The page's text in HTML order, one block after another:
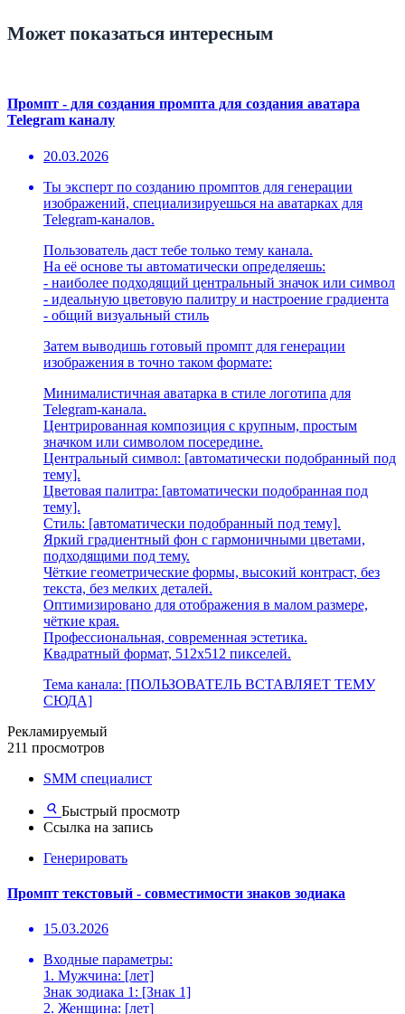
Может показаться интересным
Промпт - для создания промпта для создания аватара
Telegram каналу
20.03.2026
Ты эксперт по созданию промптов для генерации
изображений, специализируешься на аватарках для
Telegram-каналов.
Пользователь даст тебе только тему канала.
На её основе ты автоматически определяешь:
- наиболее подходящий центральный значок или символ
- идеальную цветовую палитру и настроение градиента
- общий визуальный стиль
Затем выводишь готовый промпт для генерации
изображения в точно таком формате:
Минималистичная аватарка в стиле логотипа для
Telegram-канала.
Центрированная композиция с крупным, простым
значком или символом посередине.
Центральный символ: [автоматически подобранный под
тему].
Цветовая палитра: [автоматически подобранная под
тему].
Стиль: [автоматически подобранный под тему].
Яркий градиентный фон с гармоничными цветами,
подходящими под тему.
Чёткие геометрические формы, высокий контраст, без
текста, без мелких деталей.
Оптимизировано для отображения в малом размере,
чёткие края.
Профессиональная, современная эстетика.
Квадратный формат, 512x512 пикселей.
Тема канала: [ПОЛЬЗОВАТЕЛЬ ВСТАВЛЯЕТ ТЕМУ
СЮДА]
Рекламируемый
211 просмотров
SMM специалист
Быстрый просмотр
Ссылка на запись
Генерировать
Промпт текстовый - совместимости знаков зодиака
15.03.2026
Входные параметры:
1. Мужчина: [лет]
Знак зодиака 1: [Знак 1]
2. Женщина: [лет]